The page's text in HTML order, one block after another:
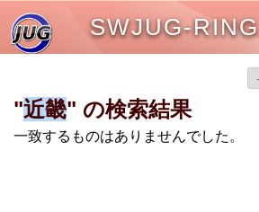
SWJUG-RING
"近畿" の検索結果
一致するものはありませんでした。